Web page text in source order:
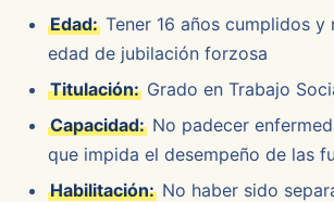
Edad: Tener 16 años cumplidos y
edad de jubilación forzosa
Titulación: Grado en Trabajo
Capacidad: No padecer
que impida el desempeño de las
Habilitación: No haber sido